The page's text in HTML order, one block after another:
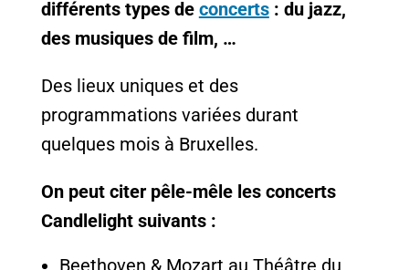
différents types de concerts: du jazz,
des musiques de film, …
Des lieux uniques et des
programmations variées durant
quelques mois à Bruxelles.
On peut citer pêle-mêle les concerts
Candlelight suivants :